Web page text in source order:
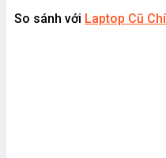
So sánh với Laptop Cũ